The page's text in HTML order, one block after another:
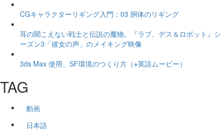
CGキャラクターリギング入門：03 胴体のリギング
耳の聞こえない戦士と伝説の魔物。『ラブ、デス＆ロボット』シ
ーズン3「彼女の声」のメイキング映像
3ds Max 使用、SF環境のつくり方（※英語ムービー）
TAG
動画
日本語